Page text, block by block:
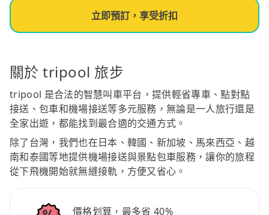
立即預訂，享受折扣
關於 tripool 旅步
tripool 是合法的智慧叫車平台，提供輕省專車、點對點
接送、包車和機場接送等多元服務，無論是一人旅行還是
全家出遊，都能找到最合適的交通方式。
除了台灣，我們也在日本、韓國、新加坡、馬來西亞、越
南和泰國等地提供機場接送與景點包車服務，讓你的旅程
從下飛機開始就無縫接軌，方便又省心。
價格划算，最多省 40%